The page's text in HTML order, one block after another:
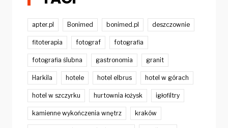
apter.pl Bonimed bonimed.pl deszczownie
fitoterapia fotograf fotografia
fotografia ślubna gastronomia granit
Harkila hotele hotel elbrus hotel w górach
hotel w szczyrku hurtownia łożysk igłofiltry
kamienne wykończenia wnętrz kraków